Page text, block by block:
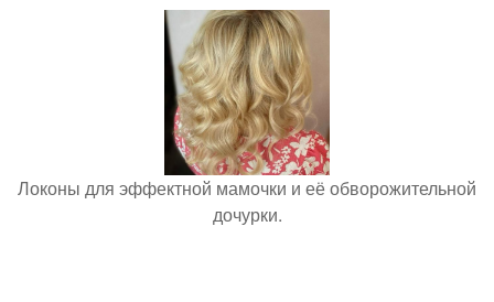
Локоны для эффектной мамочки и её обворожительной
дочурки.